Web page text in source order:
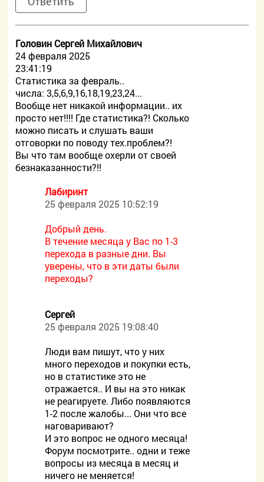
Головин Сергей Михайлович
24 февраля 2025
23:41:19
Статистика за февраль..
числа: 3,5,6,9,16,18,19,23,24...
Вообще нет никакой информации.. их
просто нет!!!! Где статистика?! Сколько
можно писать и слушать ваши
отговорки по поводу тех.проблем?!
Вы что там вообще охерли от своей
безнаказанности?!!
Лабиринт
25 февраля 2025 10:52:19
Добрый день.
В течение месяца у Вас по 1-3
перехода в разные дни. Вы
уверены, что в эти даты были
переходы?
Сергей
25 февраля 2025 19:08:40
Люди вам пишут, что у них
много переходов и покупки есть,
но в статистике это не
отражается.. И вы на это никак
не реагируете. Либо появляются
1-2 после жалобы... Они что все
наговаривают?
И это вопрос не одного месяца!
Форум посмотрите.. одни и теже
вопросы из месяца в месяц и
ничего не меняется!